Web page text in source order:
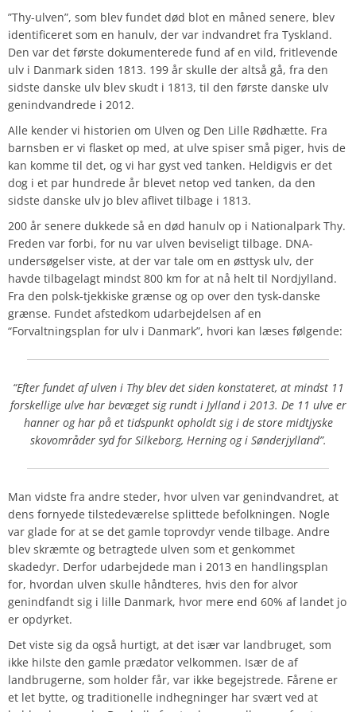
”Thy-ulven”, som blev fundet død blot en måned senere, blev
identificeret som en hanulv, der var indvandret fra Tyskland.
Den var det første dokumenterede fund af en vild, fritlevende
ulv i Danmark siden 1813. 199 år skulle der altså gå, fra den
sidste danske ulv blev skudt i 1813, til den første danske ulv
genindvandrede i 2012.
Alle kender vi historien om Ulven og Den Lille Rødhætte. Fra
barnsben er vi flasket op med, at ulve spiser små piger, hvis de
kan komme til det, og vi har gyst ved tanken. Heldigvis er det
dog i et par hundrede år blevet netop ved tanken, da den
sidste danske ulv jo blev aflivet tilbage i 1813.
200 år senere dukkede så en død hanulv op i Nationalpark Thy.
Freden var forbi, for nu var ulven beviseligt tilbage. DNA-
undersøgelser viste, at der var tale om en østtysk ulv, der
havde tilbagelagt mindst 800 km for at nå helt til Nordjylland.
Fra den polsk-tjekkiske grænse og op over den tysk-danske
grænse. Fundet afstedkom udarbejdelsen af en
“Forvaltningsplan for ulv i Danmark”, hvori kan læses følgende:
“Efter fundet af ulven i Thy blev det siden konstateret, at mindst 11
forskellige ulve har bevæget sig rundt i Jylland i 2013. De 11 ulve er
hanner og har på et tidspunkt opholdt sig i de store midtjyske
skovområder syd for Silkeborg, Herning og i Sønderjylland”.
Man vidste fra andre steder, hvor ulven var genindvandret, at
dens fornyede tilstedeværelse splittede befolkningen. Nogle
var glade for at se det gamle toprovdyr vende tilbage. Andre
blev skræmte og betragtede ulven som et genkommet
skadedyr. Derfor udarbejdede man i 2013 en handlingsplan
for, hvordan ulven skulle håndteres, hvis den for alvor
genindfandt sig i lille Danmark, hvor mere end 60% af landet jo
er opdyrket.
Det viste sig da også hurtigt, at det især var landbruget, som
ikke hilste den gamle prædator velkommen. Især de af
landbrugerne, som holder får, var ikke begejstrede. Fårene er
et let bytte, og traditionelle indhegninger har svært ved at